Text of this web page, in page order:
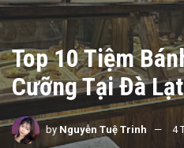
Top 10 Tiệm
Cưỡng Tại Đà Lạt
by Nguyễn Tuệ Trinh 4